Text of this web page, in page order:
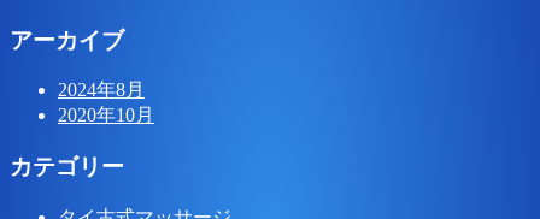
アーカイブ
2024年8月
2020年10月
カテゴリー